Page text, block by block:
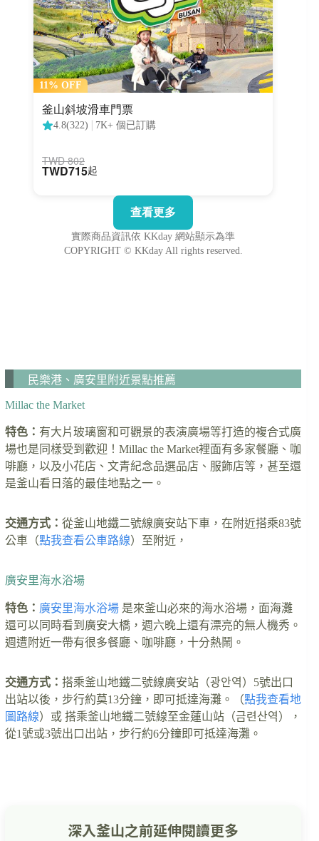
民樂港、廣安里附近景點推薦
Millac the Market
特色： 有大片玻璃窗和可觀景的表演廣場等打造的複合式廣
場也是同樣受到歡迎！Millac the Market裡面有多家餐廳、咖
啡廳，以及小花店、文青紀念品選品店、服飾店等，甚至還
是釜山看日落的最佳地點之一。
交通方式： 從釜山地鐵二號線廣安站下車，在附近搭乘83號
公車（點我查看公車路線）至附近，
廣安里海水浴場
特色： 廣安里海水浴場 是來釜山必來的海水浴場，面海灘
還可以同時看到廣安大橋，週六晚上還有漂亮的無人機秀。
週遭附近一帶有很多餐廳、咖啡廳，十分熱鬧。
交通方式： 搭乘釜山地鐵二號線廣安站（광안역）5號出口
出站以後，步行約莫13分鐘，即可抵達海灘。（點我查看地
圖路線）或 搭乘釜山地鐵二號線至金蓮山站（금련산역），
從1號或3號出口出站，步行約6分鐘即可抵達海灘。
深入釜山之前延伸閱讀更多